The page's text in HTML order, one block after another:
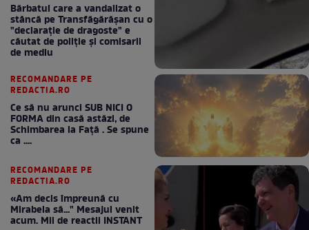
Bărbatul care a vandalizat o
stâncă pe Transfăgărășan cu o
"declaraţie de dragoste" e
căutat de poliție și comisarii
de mediu
RECOMANDARE PE
REDACTIA.RO
Ce să nu arunci SUB NICI O
FORMA din casă astăzi, de
Schimbarea la Față . Se spune
ca ....
RECOMANDARE PE
REDACTIA.RO
«Am decis împreună cu
Mirabela să..." Mesajul venit
acum. Mii de reactii INSTANT